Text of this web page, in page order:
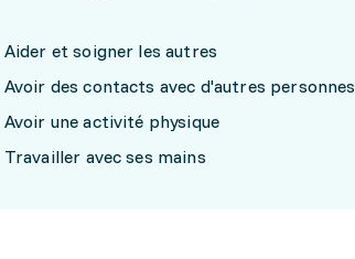
Aider et soigner les autres
Avoir des contacts avec d'autres personnes
Avoir une activité physique
Travailler avec ses mains